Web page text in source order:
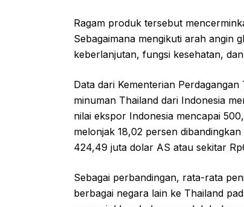
Ragam produk tersebut
Sebagaimana mengikuti arah angin
keberlanjutan, fungsi kesehatan,
Data dari Kementerian
minuman Thailand dari Indonesia
nilai ekspor Indonesia mencapai
melonjak 18,02 persen
424,49 juta dolar AS atau sekitar
Sebagai perbandingan, rata-rata
berbagai negara lain ke Thailand